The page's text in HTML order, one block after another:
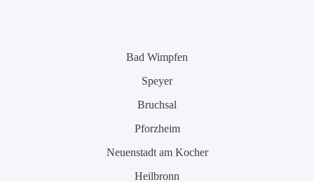
Bad Wimpfen
Speyer
Bruchsal
Pforzheim
Neuenstadt am Kocher
Heilbronn